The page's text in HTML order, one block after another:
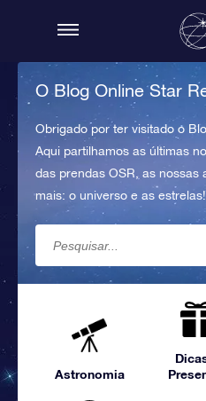
O Blog Online Star
Obrigado por ter visitado o
Aqui partilhamos as últimas
das prendas OSR, as nossas
mais: o universo e as estrelas!
Astronomia